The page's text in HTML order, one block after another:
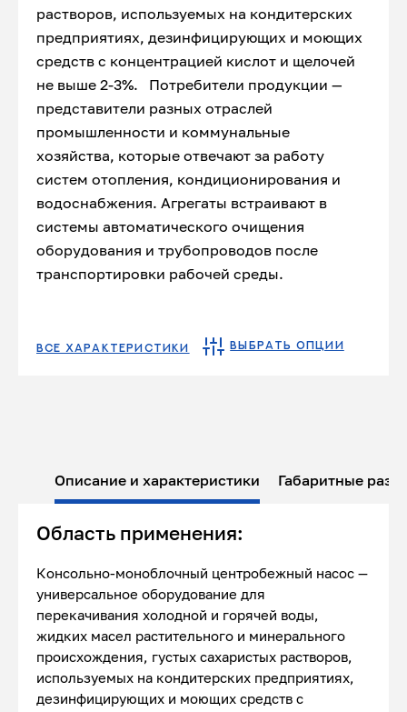
растворов, используемых на кондитерских
предприятиях, дезинфицирующих и моющих
средств с концентрацией кислот и щелочей
не выше 2-3%. Потребители продукции —
представители разных отраслей
промышленности и коммунальные
хозяйства, которые отвечают за работу
систем отопления, кондиционирования и
водоснабжения. Агрегаты встраивают в
системы автоматического очищения
оборудования и трубопроводов после
транспортировки рабочей среды.
ВСЕ ХАРАКТЕРИСТИКИ ВЫБРАТЬ ОПЦИИ
Описание и характеристики Габаритные
Область применения:
Консольно-моноблочный центробежный насос —
универсальное оборудование для
перекачивания холодной и горячей воды,
жидких масел растительного и минерального
происхождения, густых сахаристых растворов,
используемых на кондитерских предприятиях,
дезинфицирующих и моющих средств с